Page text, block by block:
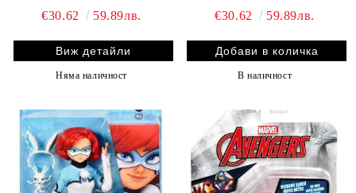
€30.62
59.89лв.
Виж детайли
Няма наличност
€30.62
59.89лв.
В наличност